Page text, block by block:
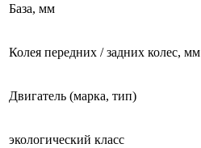
База, мм
Колея передних / задних колес, мм
Двигатель (марка, тип)
экологический класс